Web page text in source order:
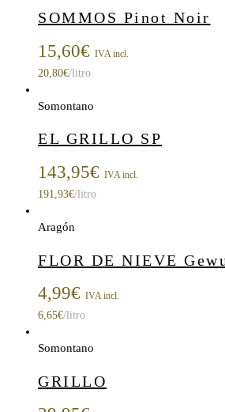
SOMMOS Pinot Noir
15,60€ IVA incl.
20,80€/litro
Somontano
EL GRILLO SP
143,95€ IVA incl.
191,93€/litro
Aragón
FLOR DE NIEVE
4,99€ IVA incl.
6,65€/litro
Somontano
GRILLO